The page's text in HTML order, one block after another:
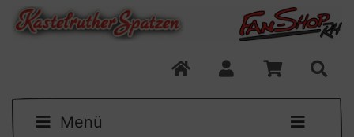
Menü